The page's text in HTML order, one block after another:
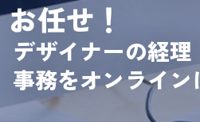
お任せ！
デザイナーの経
事務をオンライ